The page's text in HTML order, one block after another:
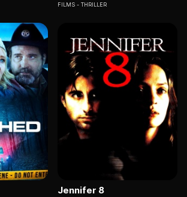
FILMS THRILLER
Jennifer 8